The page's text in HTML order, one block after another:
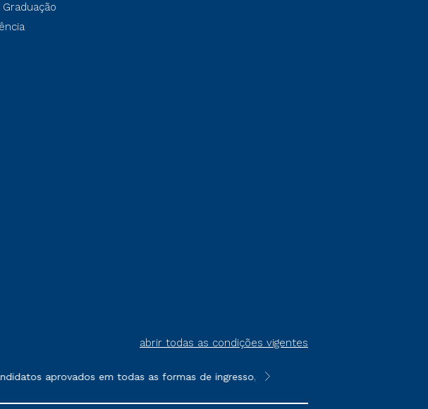
abrir todas as condições vigentes
em todas as formas de ingresso, exceto na prova on-line ou agendada,
**Semipresencial é um formato do